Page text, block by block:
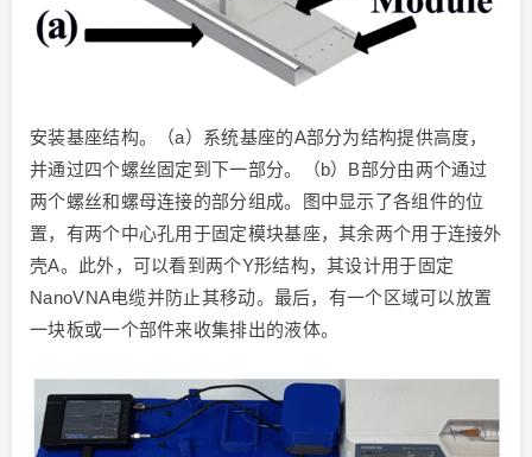
安装基座结构。（a）系统基座的A部分为结构提供高度，
并通过四个螺丝固定到下一部分。（b）B部分由两个通过
两个螺丝和螺母连接的部分组成。图中显示了各组件的位
置，有两个中心孔用于固定模块基座，其余两个用于连接外
壳A。此外，可以看到两个Y形结构，其设计用于固定
NanoVNA电缆并防止其移动。最后，有一个区域可以放置
一块板或一个部件来收集排出的液体。